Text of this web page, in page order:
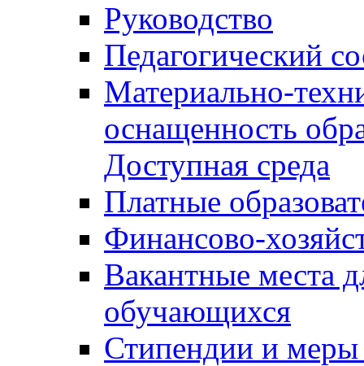
Руководство
Педагогический
Материально-
оснащенность
Доступная среда
Платные
Финансово-
Вакантные места
обучающихся
Стипендии и